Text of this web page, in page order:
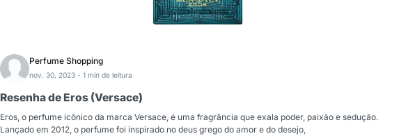
Perfume Shopping
nov. 30, 2023 - 1 min de leitura
Resenha de Eros (Versace)
Eros, o perfume icônico da marca Versace, é uma fragrância que exala poder, paixão e sedução.
Lançado em 2012, o perfume foi inspirado no deus grego do amor e do desejo,